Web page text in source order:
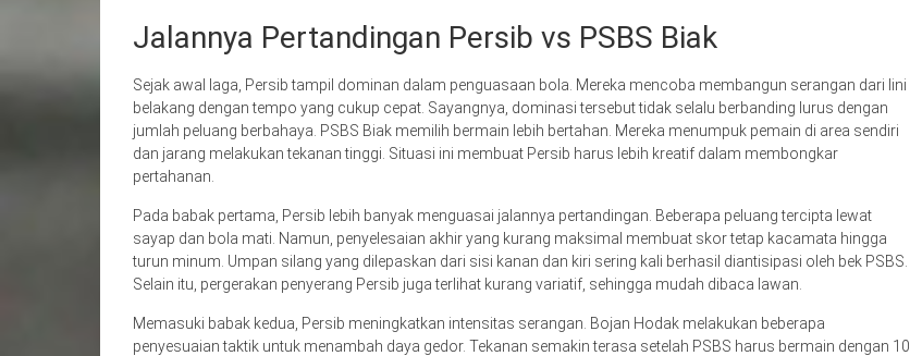
Jalannya Pertandingan Persib vs PSBS Biak
Sejak awal laga, Persib tampil dominan dalam penguasaan bola. Mereka mencoba membangun serangan dari lini
belakang dengan tempo yang cukup cepat. Sayangnya, dominasi tersebut tidak selalu berbanding lurus dengan
jumlah peluang berbahaya. PSBS Biak memilih bermain lebih bertahan. Mereka menumpuk pemain di area sendiri
dan jarang melakukan tekanan tinggi. Situasi ini membuat Persib harus lebih kreatif dalam membongkar
pertahanan.
Pada babak pertama, Persib lebih banyak menguasai jalannya pertandingan. Beberapa peluang tercipta lewat
sayap dan bola mati. Namun, penyelesaian akhir yang kurang maksimal membuat skor tetap kacamata hingga
turun minum. Umpan silang yang dilepaskan dari sisi kanan dan kiri sering kali berhasil diantisipasi oleh bek PSBS.
Selain itu, pergerakan penyerang Persib juga terlihat kurang variatif, sehingga mudah dibaca lawan.
Memasuki babak kedua, Persib meningkatkan intensitas serangan. Bojan Hodak melakukan beberapa
penyesuaian taktik untuk menambah daya gedor. Tekanan semakin terasa setelah PSBS harus bermain dengan 10